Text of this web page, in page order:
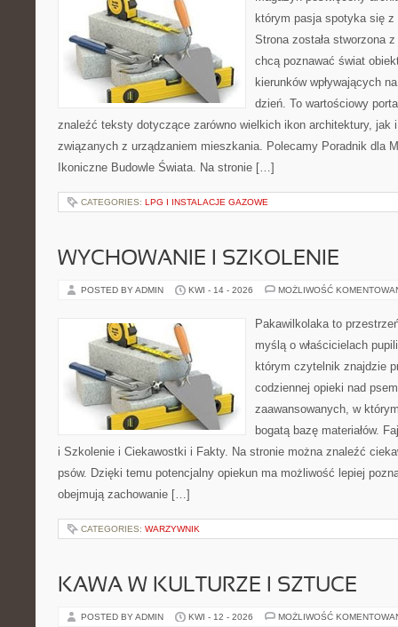
którym pasja spotyka się
Strona została stworzona
chcą poznawać świat
kierunków wpływających
dzień. To wartościowy
znaleźć teksty dotyczące zarówno wielkich ikon architektury, jak
związanych z urządzaniem mieszkania. Polecamy Poradnik dla
Ikoniczne Budowle Świata. Na stronie […]
CATEGORIES: LPG I INSTALACJE GAZOWE
WYCHOWANIE I SZKOLENIE
POSTED BY ADMIN KWI - 14 - 2026 MOŻLIWOŚĆ
Pakawilkolaka to
myślą o właścicielach
którym czytelnik znajdzie
codziennej opieki nad
zaawansowanych, w
bogatą bazę materiałów.
i Szkolenie i Ciekawostki i Fakty. Na stronie można znaleźć
psów. Dzięki temu potencjalny opiekun ma możliwość lepiej
obejmują zachowanie […]
CATEGORIES: WARZYWNIK
KAWA W KULTURZE I SZTUCE
POSTED BY ADMIN KWI - 12 - 2026 MOŻLIWOŚĆ